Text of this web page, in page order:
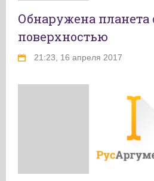
Обнаружена планета
поверхностью
21:23, 16 апреля 2017